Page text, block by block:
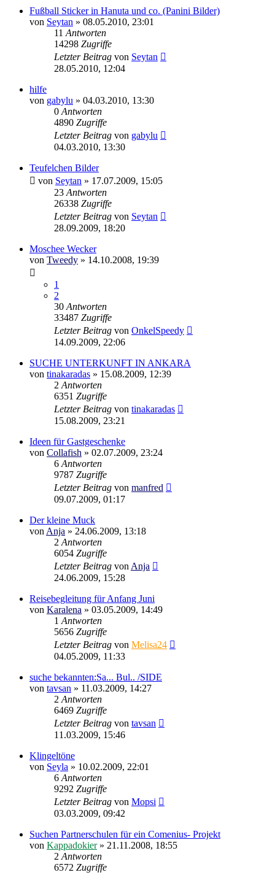
Fußball Sticker in Hanuta und co. (Panini Bilder)
von Seytan » 08.05.2010, 23:01
11 Antworten
14298 Zugriffe
Letzter Beitrag von Seytan
28.05.2010, 12:04
hilfe
von gabylu » 04.03.2010, 13:30
0 Antworten
4890 Zugriffe
Letzter Beitrag von gabylu
04.03.2010, 13:30
Teufelchen Bilder
von Seytan » 17.07.2009, 15:05
23 Antworten
26338 Zugriffe
Letzter Beitrag von Seytan
28.09.2009, 18:20
Moschee Wecker
von Tweedy » 14.10.2008, 19:39
1
2
30 Antworten
33487 Zugriffe
Letzter Beitrag von OnkelSpeedy
14.09.2009, 22:06
SUCHE UNTERKUNFT IN ANKARA
von tinakaradas » 15.08.2009, 12:39
2 Antworten
6351 Zugriffe
Letzter Beitrag von tinakaradas
15.08.2009, 23:21
Ideen für Gastgeschenke
von Collafish » 02.07.2009, 23:24
6 Antworten
9787 Zugriffe
Letzter Beitrag von manfred
09.07.2009, 01:17
Der kleine Muck
von Anja » 24.06.2009, 13:18
2 Antworten
6054 Zugriffe
Letzter Beitrag von Anja
24.06.2009, 15:28
Reisebegleitung für Anfang Juni
von Karalena » 03.05.2009, 14:49
1 Antworten
5656 Zugriffe
Letzter Beitrag von Melisa24
04.05.2009, 11:33
suche bekannten:Sa... Bul.. /SIDE
von tavsan » 11.03.2009, 14:27
2 Antworten
6469 Zugriffe
Letzter Beitrag von tavsan
11.03.2009, 15:46
Klingeltöne
von Seyla » 10.02.2009, 22:01
6 Antworten
9292 Zugriffe
Letzter Beitrag von Mopsi
03.03.2009, 09:42
Suchen Partnerschulen für ein Comenius- Projekt
von Kappadokier» 21.11.2008, 18:55
2 Antworten
6572 Zugriffe